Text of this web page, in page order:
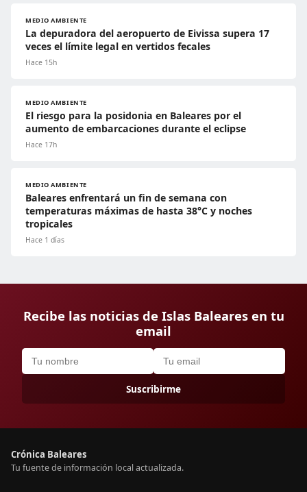
MEDIO AMBIENTE
La depuradora del aeropuerto de Eivissa supera 17
veces el límite legal en vertidos fecales
Hace 15h
MEDIO AMBIENTE
El riesgo para la posidonia en Baleares por el
aumento de embarcaciones durante el eclipse
Hace 17h
MEDIO AMBIENTE
Baleares enfrentará un fin de semana con
temperaturas máximas de hasta 38°C y noches
tropicales
Hace 1 días
Recibe las noticias de Islas Baleares en tu
email
Suscribirme
Crónica Baleares
Tu fuente de información local actualizada.